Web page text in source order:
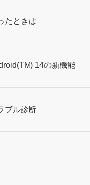
たときは
14の新機能
ブル診断